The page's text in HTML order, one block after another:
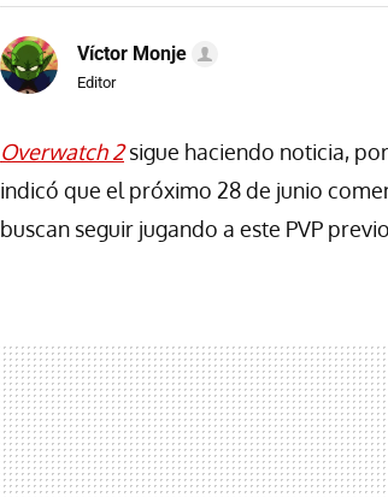
Víctor Monje
Editor
Overwatch 2sigue haciendo noticia,
indicó que el próximo 28 de junio
buscan seguir jugando a este PVP